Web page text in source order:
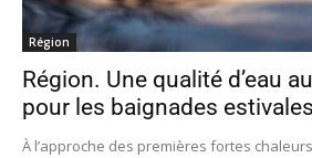
Région
Région. Une qualité d’eau
pour les baignades estivales
À l’approche des premières fortes